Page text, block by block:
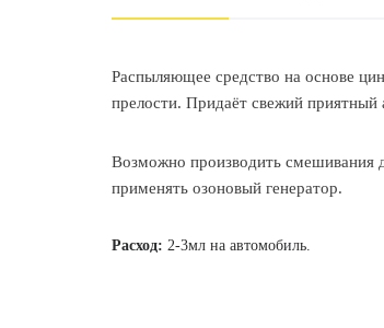
Распыляющее средство на основе
прелости. Придаёт свежий
Возможно производить смешивания
применять озоновый генератор.
Расход: 2-3мл на автомобиль.